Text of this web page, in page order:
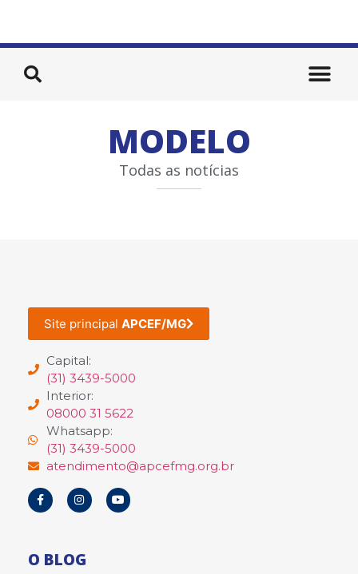
MODELO
Todas as notícias
Site principal APCEF/MG
Capital:
(31) 3439-5000
Interior:
08000 31 5622
Whatsapp:
(31) 3439-5000
atendimento@apcefmg.org.br
O BLOG